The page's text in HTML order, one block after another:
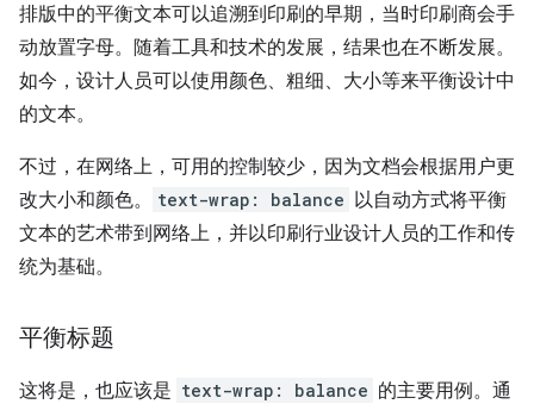
排版中的平衡文本可以追溯到印刷的早期，当时印刷商会手
动放置字母。随着工具和技术的发展，结果也在不断发展。
如今，设计人员可以使用颜色、粗细、大小等来平衡设计中
的文本。
不过，在网络上，可用的控制较少，因为文档会根据用户更
改大小和颜色。
text-wrap: balance 以自动方式将平衡
文本的艺术带到网络上，并以印刷行业设计人员的工作和传
统为基础。
平衡标题
这将是，也应该是 text-wrap: balance 的主要用例。通